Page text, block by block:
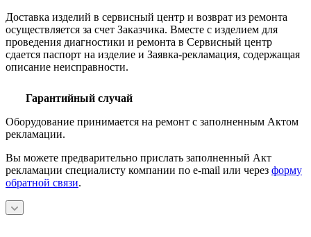
Доставка изделий в сервисный центр и возврат из ремонта
осуществляется за счет Заказчика. Вместе с изделием для
проведения диагностики и ремонта в Сервисный центр
сдается паспорт на изделие и Заявка-рекламация, содержащая
описание неисправности.
Гарантийный случай
Оборудование принимается на ремонт с заполненным Актом
рекламации.
Вы можете предварительно прислать заполненный Акт
рекламации специалисту компании по e-mail или через форму
обратной связи.